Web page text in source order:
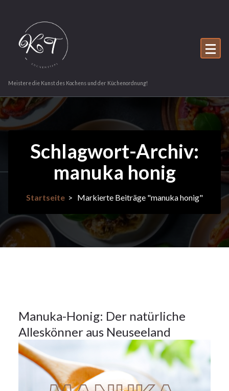
springen
Meistere die Kunst des Kochens und der Küchenordnung!
Schlagwort-Archiv:
manuka honig
Startseite > Markierte Beiträge "manuka honig"
20
NOV.
20Nov.
Manuka-Honig: Der natürliche
Alleskönner aus Neuseeland